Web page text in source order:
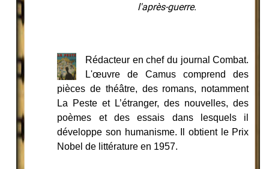
l'après-guerre.
Rédacteur en chef du journal Combat.
L'œuvre de Camus comprend des
pièces de théâtre, des romans, notamment
La Peste et L’étranger, des nouvelles, des
poèmes et des essais dans lesquels il
développe son humanisme. Il obtient le Prix
Nobel de littérature en 1957.